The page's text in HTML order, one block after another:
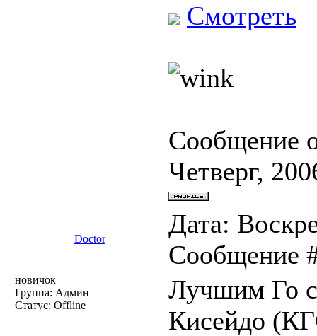
Смотреть
Сообщение
Четверг,
Doctor
Дата:
Сообщение
новичок
Группа: Админ
Статус: Offline
Лучшим Го
Кисейдо